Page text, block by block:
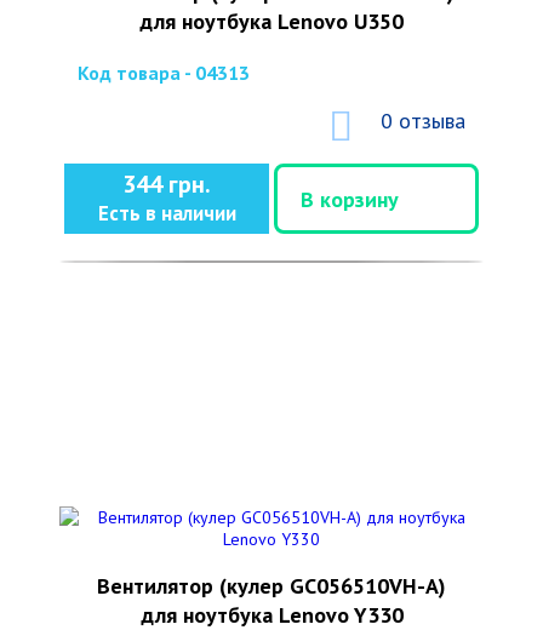
для ноутбука Lenovo U350
Код товара - 04313
0 отзыва
344 грн.
Есть в наличии
В корзину
Вентилятор (кулер GC056510VH-A)
для ноутбука Lenovo Y330